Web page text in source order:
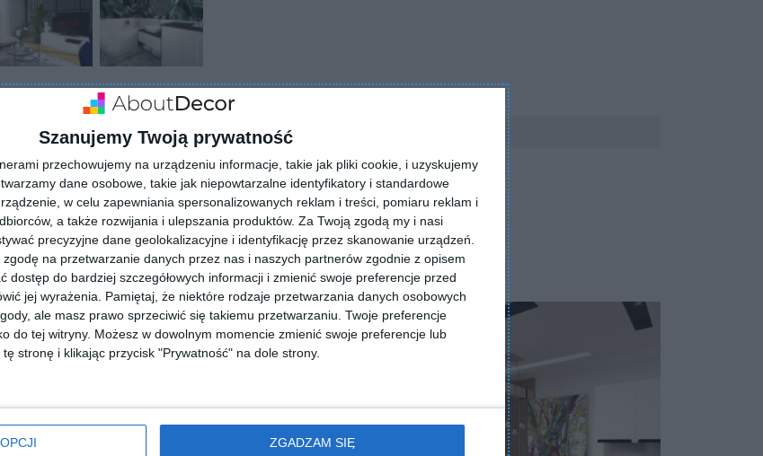
Szanujemy Twoją prywatność
przechowujemy na urządzeniu informacje, takie jak pliki cookie, i uzyskujemy
dane osobowe, takie jak niepowtarzalne identyfikatory i standardowe
w celu zapewniania spersonalizowanych reklam i treści, pomiaru reklam i
a także rozwijania i ulepszania produktów. Za Twoją zgodą my i nasi
precyzyjne dane geolokalizacyjne i identyfikację przez skanowanie urządzeń.
na przetwarzanie danych przez nas i naszych partnerów zgodnie z opisem
dostęp do bardziej szczegółowych informacji i zmienić swoje preferencje przed
jej wyrażenia.
Pamiętaj, że niektóre rodzaje przetwarzania danych osobowych
ale masz prawo sprzeciwić się takiemu przetwarzaniu. Twoje preferencje
do tej witryny. Możesz w dowolnym momencie zmienić swoje preferencje lub
stronę i klikając przycisk "Prywatność" na dole strony.
ZGADZAM SIĘ
ZADAJ PYTANIE